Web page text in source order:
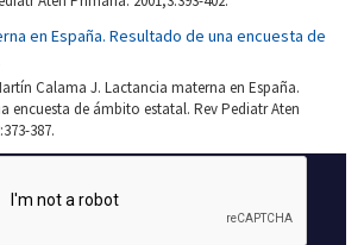
en España. Resultado de una encuesta de
Calama J. Lactancia materna en España.
encuesta de ámbito estatal. Rev Pediatr Aten
387.